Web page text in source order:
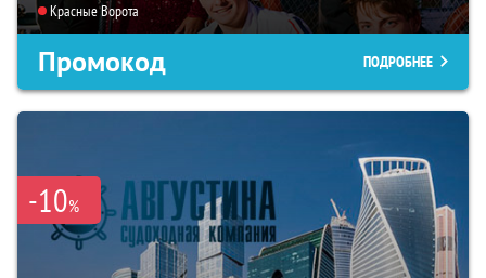
Красные Ворота
Промокод ПОДРОБНЕЕ
-10%